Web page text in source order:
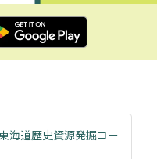
海道歴史資源発掘コー
海道歴史資源発掘コー